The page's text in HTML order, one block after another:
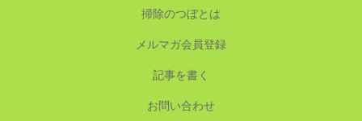
掃除のつぼとは
メルマガ会員登録
記事を書く
お問い合わせ